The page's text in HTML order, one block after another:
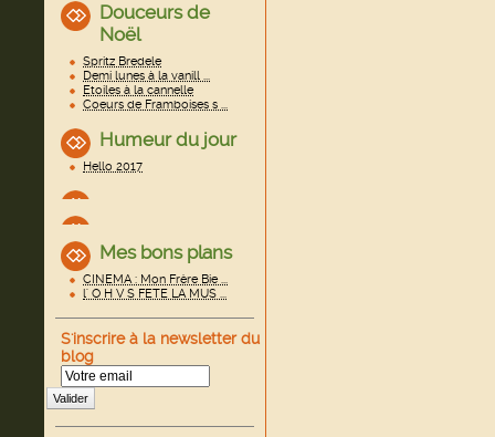
Douceurs de
Noël
Spritz Bredele
Demi lunes à la vanill ...
Etoiles à la cannelle
Coeurs de Framboises s ...
Humeur du jour
Hello 2017
Mes bons plans
CINEMA : Mon Frère Bie ...
l' O H V S FETE LA MUS ...
S'inscrire à la newsletter du
blog
Valider